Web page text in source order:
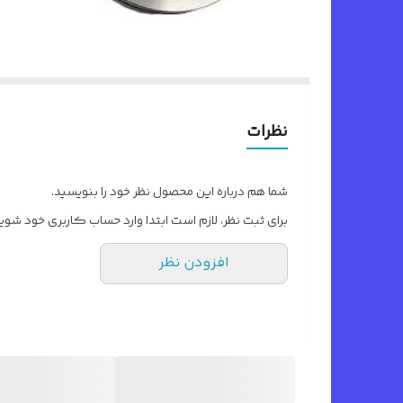
نظرات
شما هم درباره این محصول نظر خود را بنویسید.
برای ثبت نظر، لازم است ابتدا وارد حساب کاربری خود
افزودن نظر